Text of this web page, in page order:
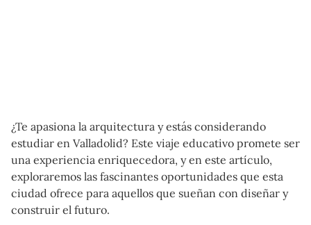
¿Te apasiona la arquitectura y estás considerando
estudiar en Valladolid? Este viaje educativo promete ser
una experiencia enriquecedora, y en este artículo,
exploraremos las fascinantes oportunidades que esta
ciudad ofrece para aquellos que sueñan con diseñar y
construir el futuro.